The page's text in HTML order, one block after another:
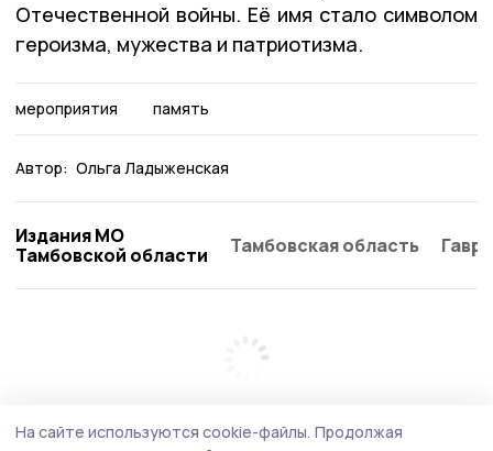
Отечественной войны. Её имя стало символом
героизма, мужества и патриотизма.
мероприятия память
Автор: Ольга Ладыженская
Издания МО
Тамбовской области
Тамбовская область
На сайте используются cookie-файлы. Продолжая